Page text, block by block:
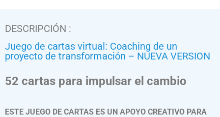
DESCRIPCIÓN :
Juego de cartas virtual: Coaching de un
proyecto de transformación – NUEVA VERSION
52 cartas para impulsar el cambio
ESTE JUEGO DE CARTAS ES UN APOYO CREATIVO PARA